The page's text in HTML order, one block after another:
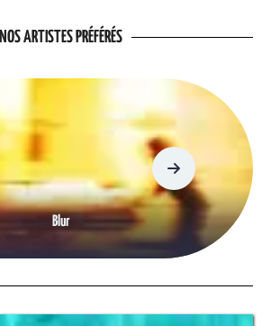
NOS ARTISTES PRÉFÉRÉS
Blur